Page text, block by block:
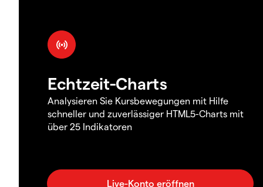
Echtzeit-Charts
Analysieren Sie Kursbewegungen mit Hilfe
schneller und zuverlässiger HTML5-Charts mit
über 25 Indikatoren